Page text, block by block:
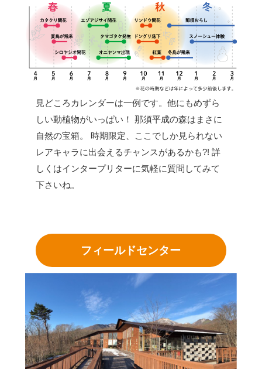
見どころカレンダーは一例です。他にもめずら
しい動植物がいっぱい！ 那須平成の森はまさに
自然の宝箱。
時期限定、ここでしか見られない
レアキャラに出会えるチャンスがあるかも?! 詳
しくはインタープリターに気軽に質問してみて
下さいね。
フィールドセンター